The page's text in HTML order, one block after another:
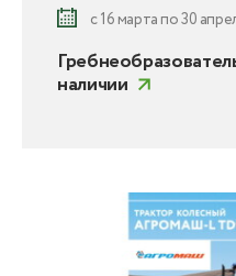
с 16 марта по 30
наличии